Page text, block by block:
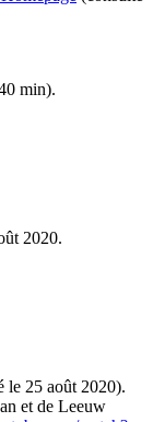
min).
2020.
le 25 août 2020).
et de Leeuw